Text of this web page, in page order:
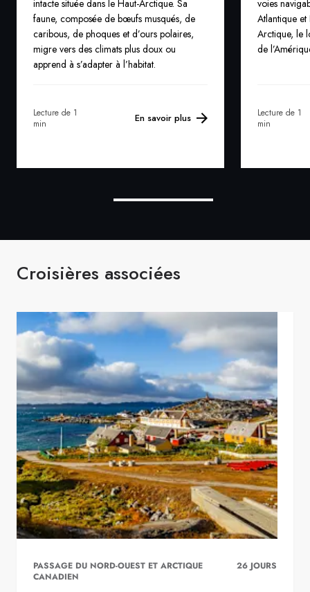
intacte située dans le Haut-Arctique. Sa
faune, composée de bœufs musqués, de
caribous, de phoques et d’ours polaires,
migre vers des climats plus doux ou
apprend à s’adapter à l’habitat.
Lecture de 1
min
En savoir plus
voies
Atlantique
Arctique, le
de
Lecture de 1
min
Croisières associées
PASSAGE DU NORD-OUEST ET ARCTIQUE
CANADIEN
26 JOURS